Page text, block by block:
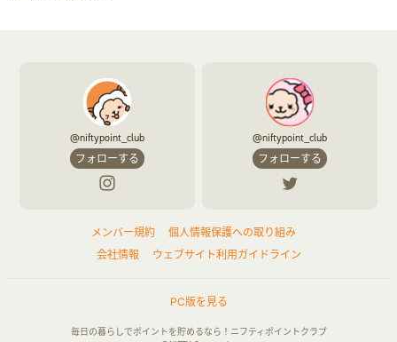
@niftypoint_club
フォローする
@niftypoint_club
フォローする
メンバー規約
個人情報保護への取り組み
会社情報
ウェブサイト利用ガイドライン
PC版を見る
毎日の暮らしでポイントを貯めるなら！ニフティポイントクラブ